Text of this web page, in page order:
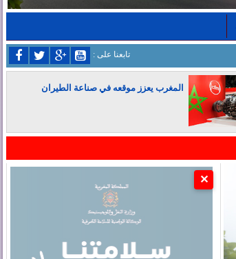
: تابعنا على
المغرب يعزز موقعه في صناعة الطيران
✕